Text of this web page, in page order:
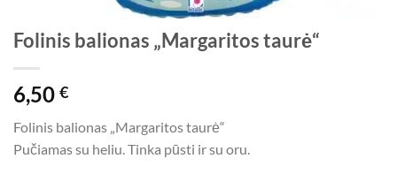
Folinis balionas „Margaritos taurė“
6,50 €
Folinis balionas „Margaritos taurė“
Pučiamas su heliu. Tinka pūsti ir su oru.